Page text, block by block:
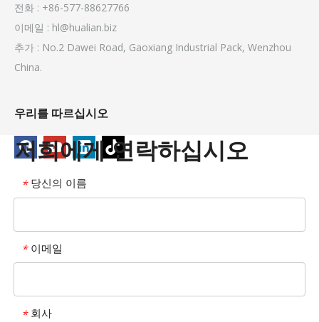
전화 : +86-577-88627766
이메일 : hl@hualian.biz
추가 : No.2 Dawei Road, Gaoxiang Industrial Pack, Wenzhou
China.
우리를 따르십시오
저희에게 연락하십시오
* 당신의 이름
* 이메일
* 회사